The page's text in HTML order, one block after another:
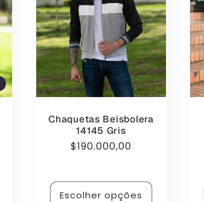
Chaquetas Beisbolera
14145 Gris
Preço
$190.000,00
Escolher opções